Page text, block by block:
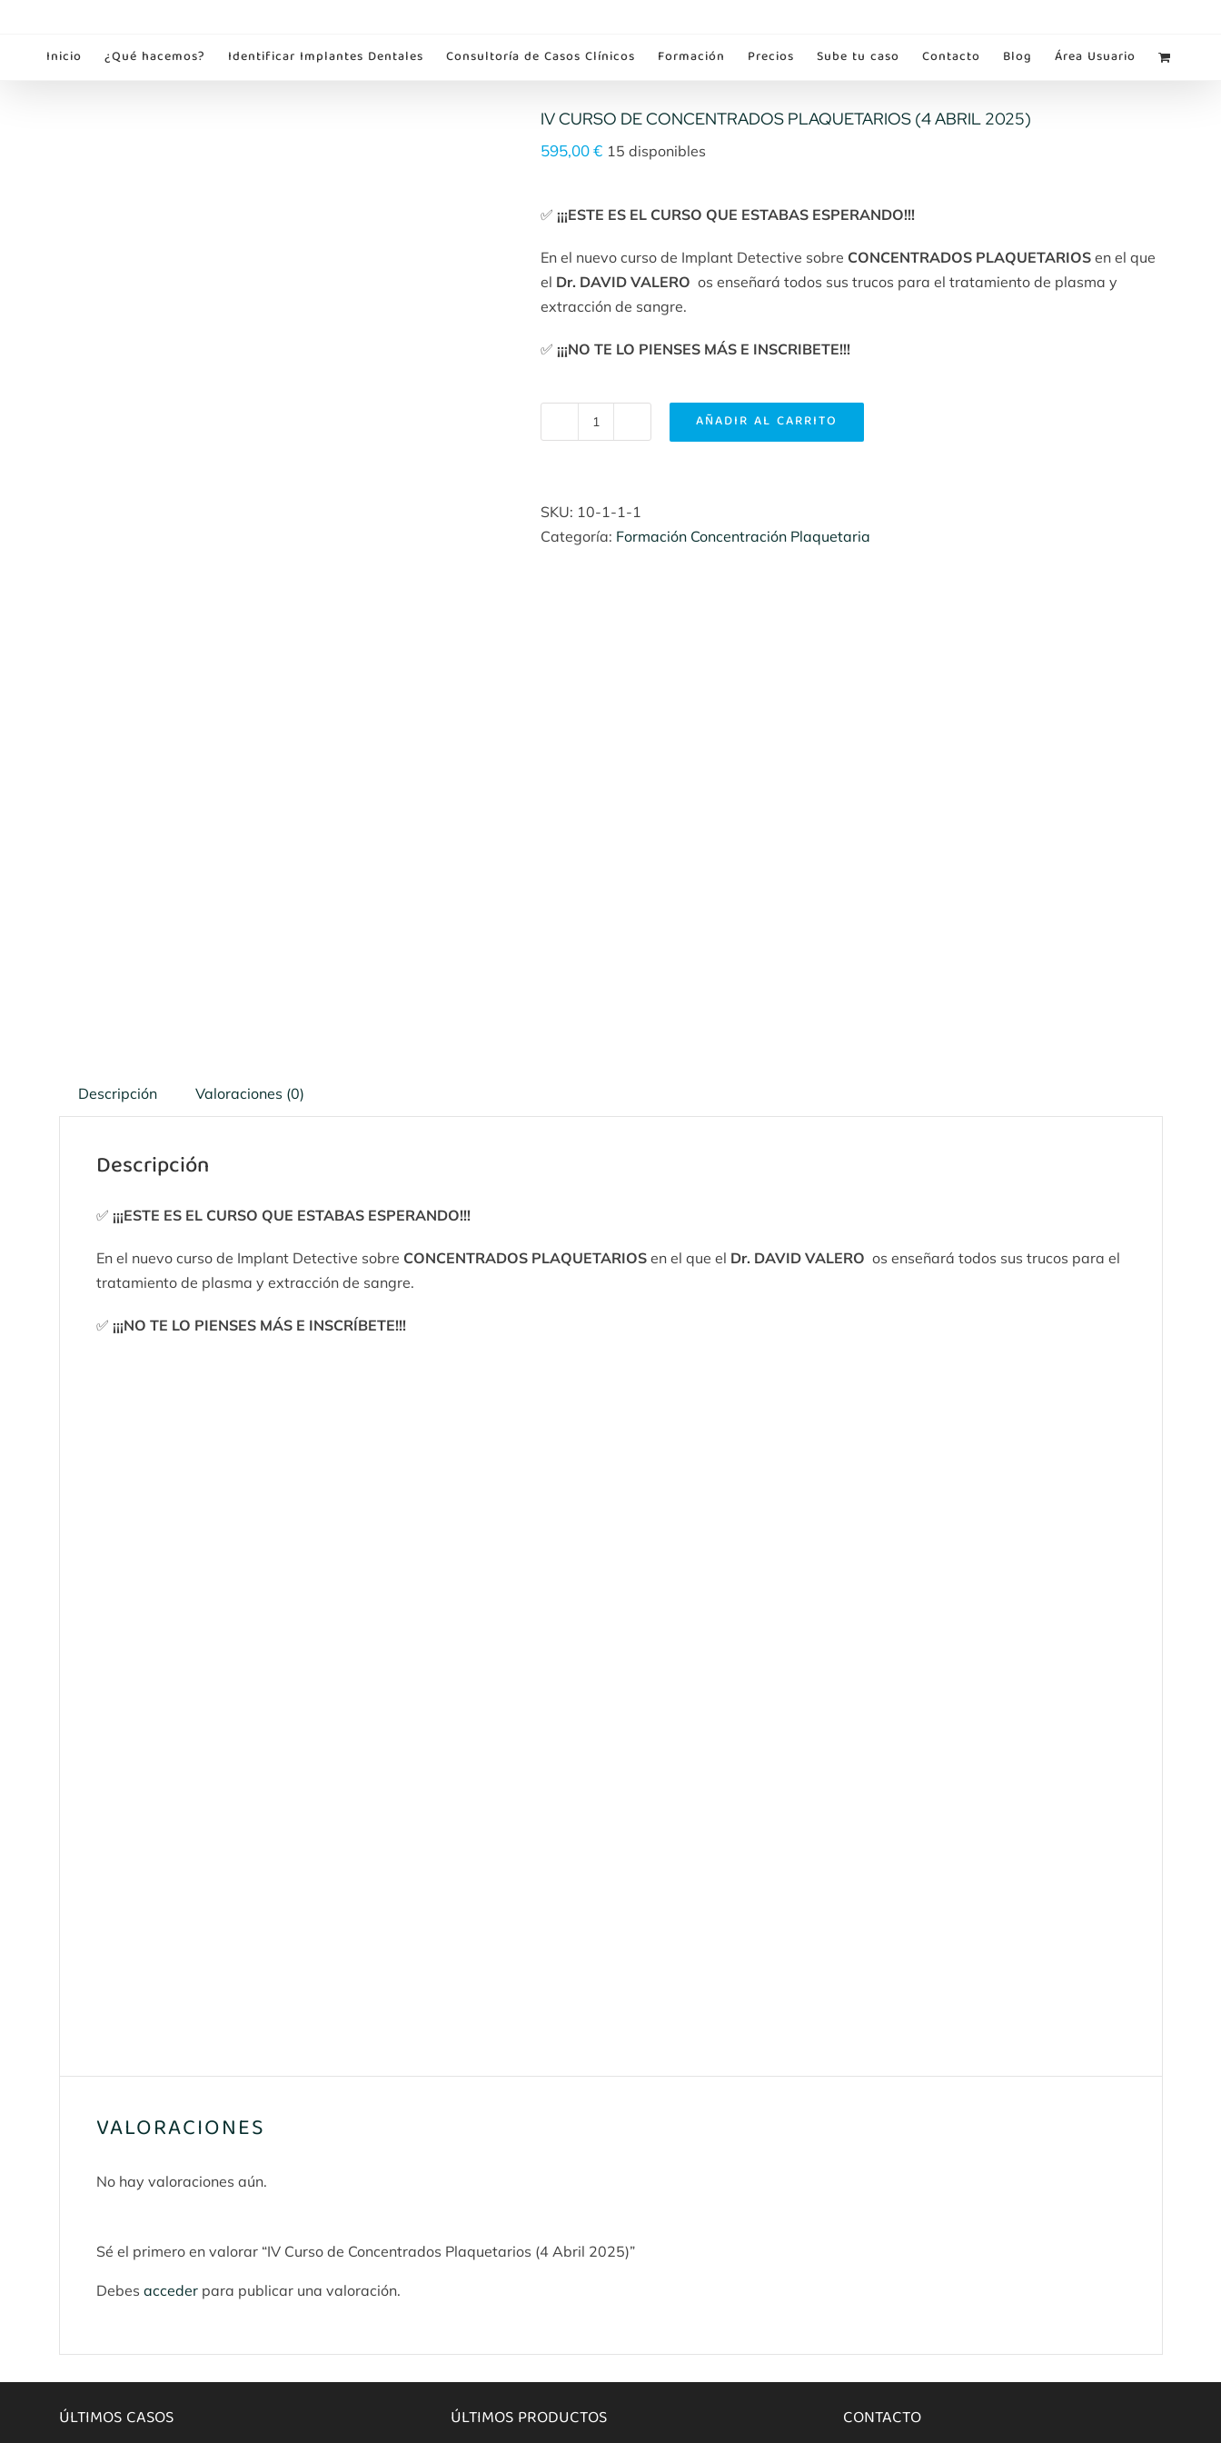
contenidoInicio ¿Qué hacemos? Identificar Implantes Dentales Consultoría de Casos Clínicos Formación Precios Sube tu caso Contacto Blog Área Usuario
IV CURSO DE CONCENTRADOS PLAQUETARIOS (4 ABRIL 2025)
595,00€ 15 disponibles
✅ ¡¡¡ESTE ES EL CURSO QUE ESTABAS ESPERANDO!!!
En el nuevo curso de Implant Detective sobre CONCENTRADOS PLAQUETARIOSen el que
el Dr. DAVID VALERO os enseñará todos sus trucos para el tratamiento de plasma y
extracción de sangre.
✅ ¡¡¡NO TE LO PIENSES MÁS E INSCRIBETE!!!
IV
Concentrados
Plaquetarios
AÑADIR AL CARRITO
SKU: 10-1-1-1
Categoría: Formación Concentración Plaquetaria
Descripción Valoraciones (0)
Descripción
✅ ¡¡¡ESTE ES EL CURSO QUE ESTABAS ESPERANDO!!!
En el nuevo curso de Implant Detective sobre CONCENTRADOS PLAQUETARIOSen el que el Dr. DAVID VALERO os enseñará todos sus trucos para el
tratamiento de plasma y extracción de sangre.
✅ ¡¡¡NO TE LO PIENSES MÁS E INSCRÍBETE!!!
VALORACIONES
No hay valoraciones aún.
Sé el primero en valorar “IV Curso de Concentrados Plaquetarios (4 Abril 2025)”
Debes accederpara publicar una valoración.
ÚLTIMOS CASOS ÚLTIMOS PRODUCTOS CONTACTO